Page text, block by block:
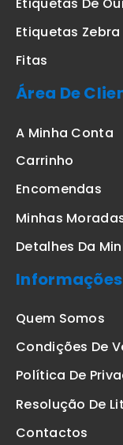
Etiquetas Zebra
Fitas
Área De
A Minha Conta
Carrinho
Encomendas
Minhas
Detalhes Da
Informações
Quem Somos
Condições De
Política De
Resolução De
Contactos